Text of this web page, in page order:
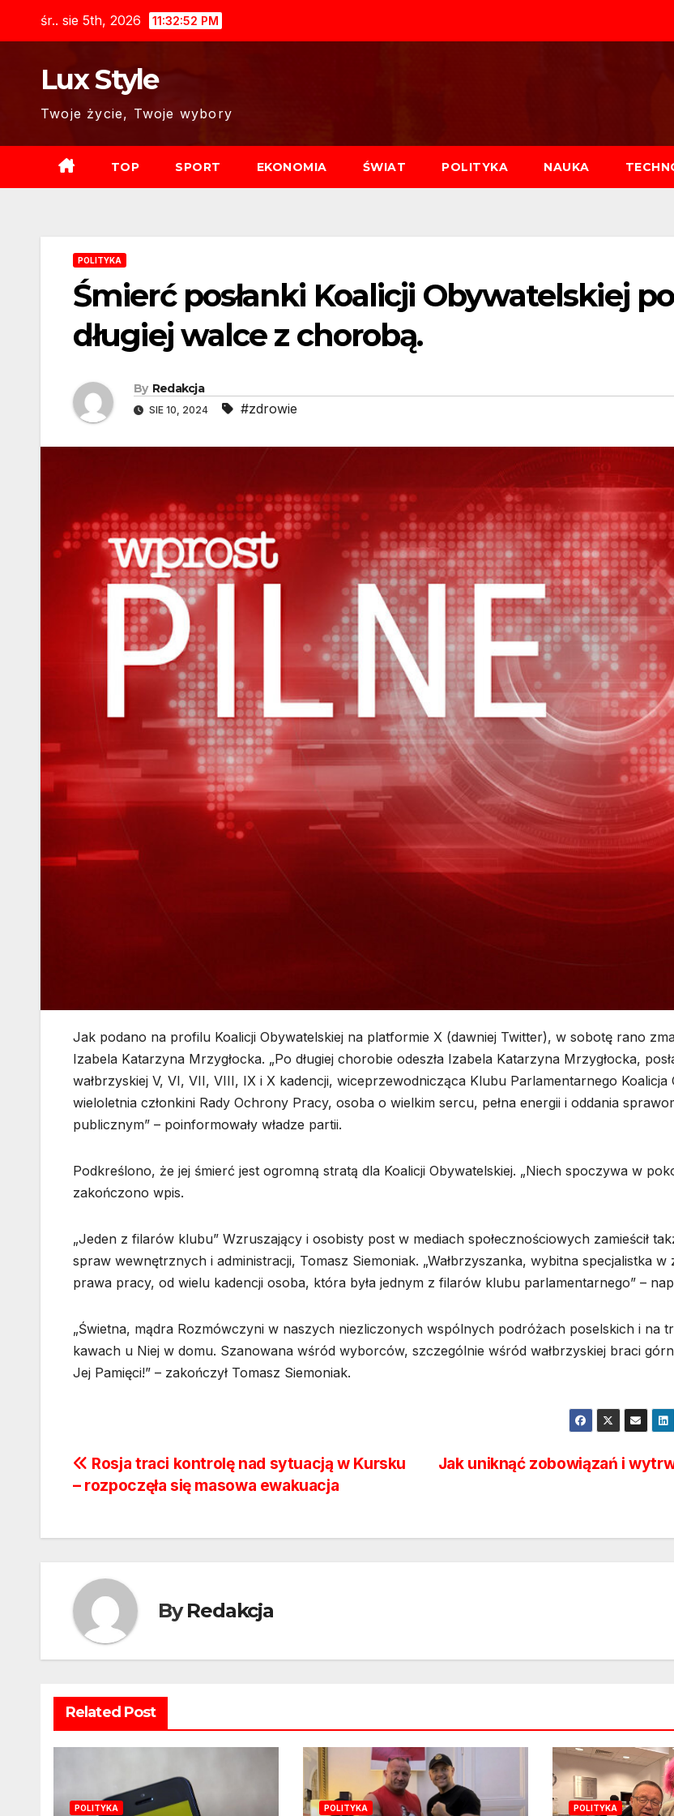
śr.. sie 5th, 2026 11:32:54 PM
Lux Style
Twoje życie, Twoje wybory
TOP SPORT EKONOMIA ŚWIAT POLITYKA NAUKA
POLITYKA
Śmierć posłanki Koalicji Obywatelskiej po
długiej walce z chorobą.
By Redakcja
SIE 10, 2024 #zdrowie
Jak podano na profilu Koalicji Obywatelskiej na platformie X (dawniej Twitter), w sobotę rano
Izabela Katarzyna Mrzygłocka. „Po długiej chorobie odeszła Izabela Katarzyna Mrzygłocka,
wałbrzyskiej V, VI, VII, VIII, IX i X kadencji, wiceprzewodnicząca Klubu Parlamentarnego Koalicja
wieloletnia członkini Rady Ochrony Pracy, osoba o wielkim sercu, pełna energii i oddania
publicznym” – poinformowały władze partii.
Podkreślono, że jej śmierć jest ogromną stratą dla Koalicji Obywatelskiej. „Niech spoczywa w
zakończono wpis.
„Jeden z filarów klubu” Wzruszający i osobisty post w mediach społecznościowych zamieścił
spraw wewnętrznych i administracji, Tomasz Siemoniak. „Wałbrzyszanka, wybitna specjalistka w
prawa pracy, od wielu kadencji osoba, która była jednym z filarów klubu parlamentarnego” –
„Świetna, mądra Rozmówczyni w naszych niezliczonych wspólnych podróżach poselskich i na
kawach u Niej w domu. Szanowana wśród wyborców, szczególnie wśród wałbrzyskiej braci
Jej Pamięci!” – zakończył Tomasz Siemoniak.
Nawigacja
wpisu
Jak uniknąć zobowiązań i
Rosja traci kontrolę nad sytuacją w Kursku
– rozpoczęła się masowa ewakuacja
ByRedakcja
Related Post
POLITYKA POLITYKA POLITYKA